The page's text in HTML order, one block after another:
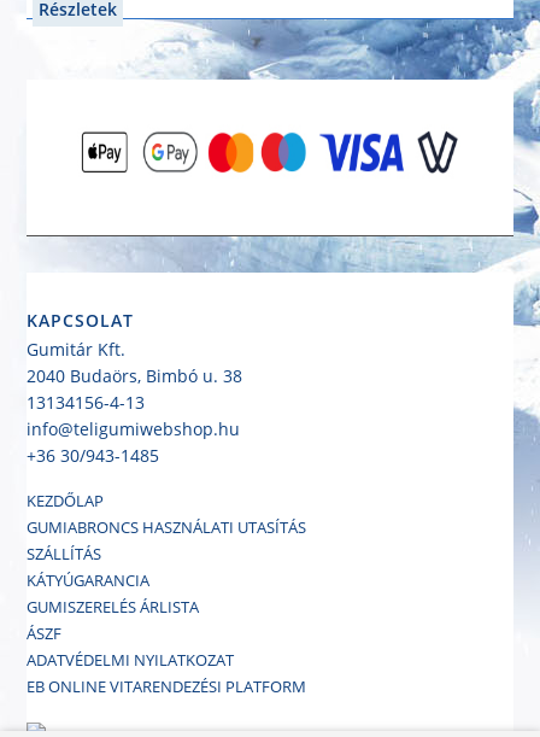
Részletek
KAPCSOLAT
Gumitár Kft.
2040 Budaörs, Bimbó u. 38
13134156-4-13
info@teligumiwebshop.hu
+36 30/943-1485
KEZDŐLAP
GUMIABRONCS HASZNÁLATI UTASÍTÁS
SZÁLLÍTÁS
KÁTYÚGARANCIA
GUMISZERELÉS ÁRLISTA
ÁSZF
ADATVÉDELMI NYILATKOZAT
EB ONLINE VITARENDEZÉSI PLATFORM